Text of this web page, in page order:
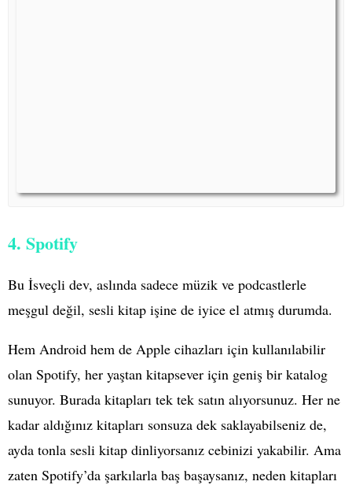
4. Spotify
Bu İsveçli dev, aslında sadece müzik ve podcastlerle
meşgul değil, sesli kitap işine de iyice el atmış durumda.
Hem Android hem de Apple cihazları için kullanılabilir
olan Spotify, her yaştan kitapsever için geniş bir katalog
sunuyor. Burada kitapları tek tek satın alıyorsunuz. Her ne
kadar aldığınız kitapları sonsuza dek saklayabilseniz de,
ayda tonla sesli kitap dinliyorsanız cebinizi yakabilir. Ama
zaten Spotify’da şarkılarla baş başaysanız, neden kitapları